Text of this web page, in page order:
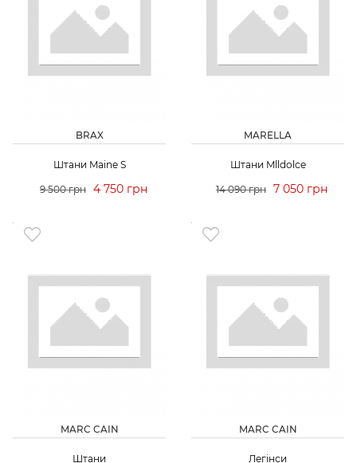
BRAX
Штани Maine S
9 500 грн 4 750 грн
MARELLA
Штани Mlldolce
14 090 грн 7 050 грн
MARC CAIN
Штани
MARC CAIN
Легінси